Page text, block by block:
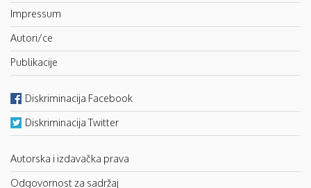
Impressum
Autori/ce
Publikacije
Diskriminacija Facebook
Diskriminacija Twitter
Autorska i izdavačka prava
Odgovornost za sadržaj